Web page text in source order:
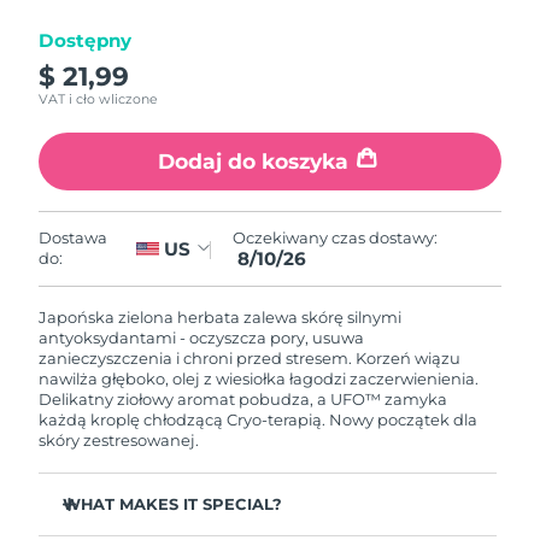
Dostępny
$ 21,99
VAT i cło wliczone
Dodaj do koszyka
Dostawa
do:
US Oczekiwany czas dostawy:
8/10/26
Japońska zielona herbata zalewa skórę silnymi
antyoksydantami - oczyszcza pory, usuwa
zanieczyszczenia i chroni przed stresem. Korzeń wiązu
nawilża głęboko, olej z wiesiołka łagodzi zaczerwienienia.
Delikatny ziołowy aromat pobudza, a UFO™ zamyka
każdą kroplę chłodzącą Cryo-terapią. Nowy początek dla
skóry zestresowanej.
WHAT MAKES IT SPECIAL?
Izrael
Włochy
9/8/26
Oczekiwany czas dostawy
12/8/26
Jersey
Oczekiwany czas dostawy
14/8/26
Kazachstan
Oczekiwany czas dostawy
11/8/26
Kuwejt
Oczekiwany czas dostawy
9/8/26
Oczekiwany czas dostawy